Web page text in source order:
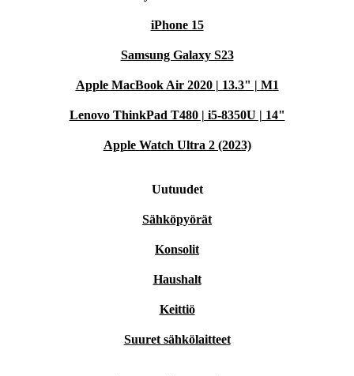
iPhone 15
Samsung Galaxy S23
Apple MacBook Air 2020 | 13.3" | M1
Lenovo ThinkPad T480 | i5-8350U | 14"
Apple Watch Ultra 2 (2023)
Uutuudet
Sähköpyörät
Konsolit
Haushalt
Keittiö
Suuret sähkölaitteet